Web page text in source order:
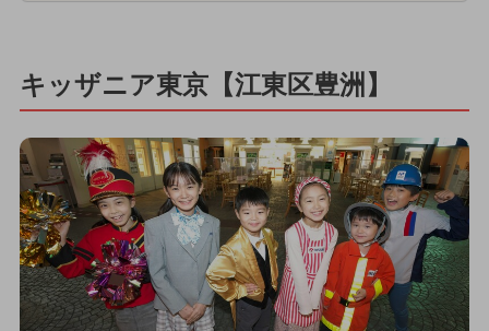
キッザニア東京【江東区豊洲】